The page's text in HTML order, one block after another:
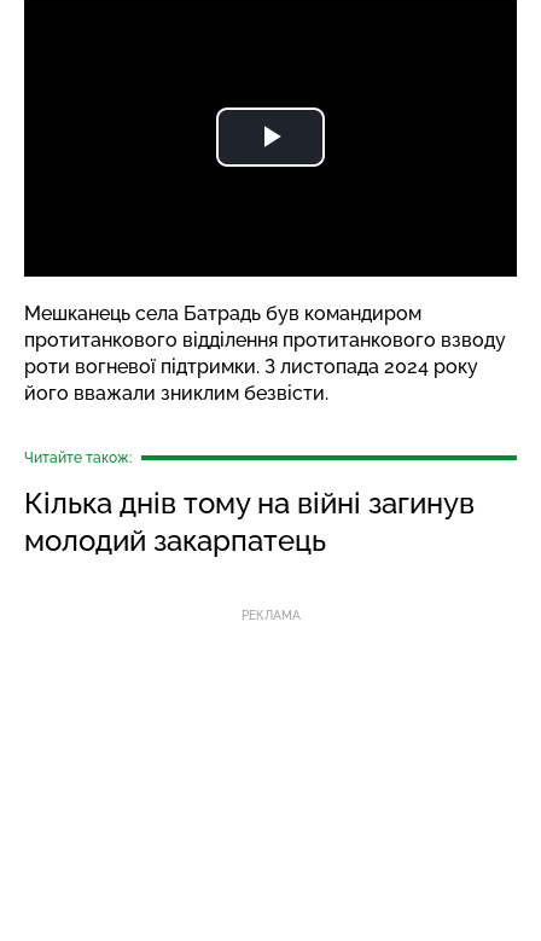
Мешканець села Батрадь був командиром
протитанкового відділення протитанкового взводу
роти вогневої підтримки. З листопада 2024 року
його вважали зниклим безвісти.
Читайте також:
Кілька днів тому на війні загинув
молодий закарпатець
РЕКЛАМА